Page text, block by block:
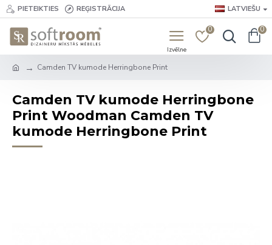
PIETEIKTIES REĢISTRĀCIJA LATVIEŠU
0 0
Camden TV kumode Herringbone Print
Camden TV kumode Herringbone
Print Woodman Camden TV
kumode Herringbone Print